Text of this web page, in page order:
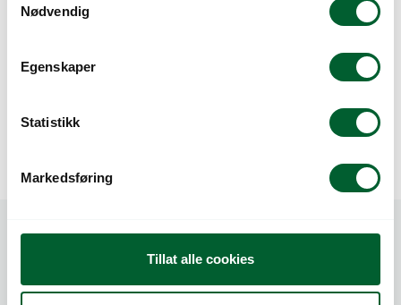
Nødvendig
Egenskaper
Statistikk
Markedsføring
Tillat alle cookies
FUCHSIA ELECTRIC